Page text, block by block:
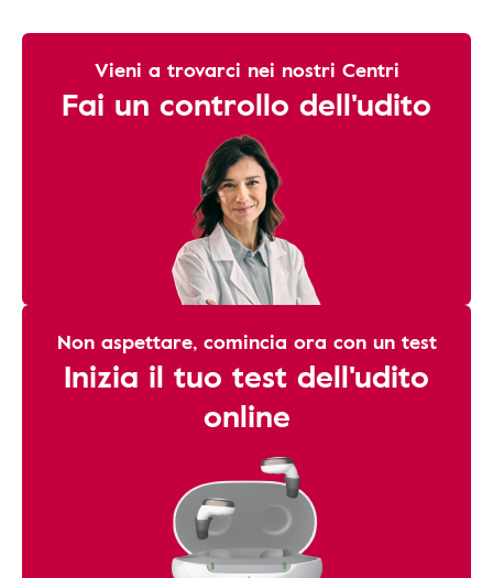
Vieni a trovarci nei nostri Centri
Fai un controllo dell'udito
Non aspettare, comincia ora con un test
Inizia il tuo test dell'udito
online